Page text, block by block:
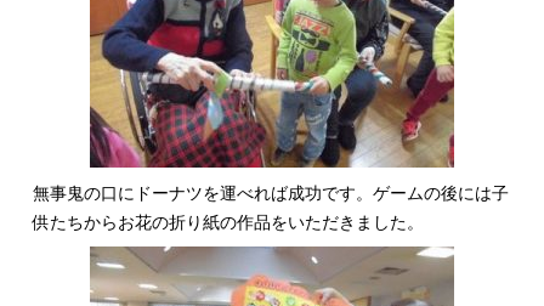
無事鬼の口にドーナツを運べれば成功です。ゲームの後には子
供たちからお花の折り紙の作品をいただきました。